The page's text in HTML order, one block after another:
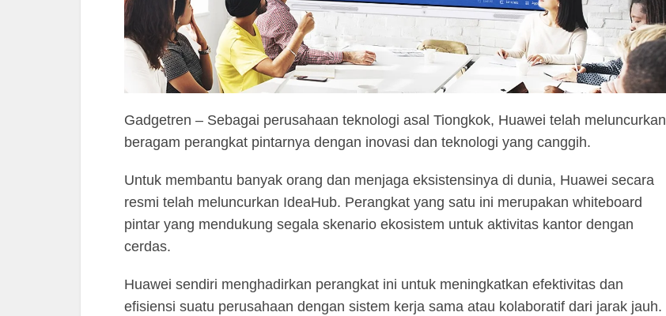
Gadgetren – Sebagai perusahaan teknologi asal Tiongkok, Huawei telah meluncurkan
beragam perangkat pintarnya dengan inovasi dan teknologi yang canggih.
Untuk membantu banyak orang dan menjaga eksistensinya di dunia, Huawei secara
resmi telah meluncurkan IdeaHub. Perangkat yang satu ini merupakan whiteboard
pintar yang mendukung segala skenario ekosistem untuk aktivitas kantor dengan
cerdas.
Huawei sendiri menghadirkan perangkat ini untuk meningkatkan efektivitas dan
efisiensi suatu perusahaan dengan sistem kerja sama atau kolaboratif dari jarak jauh.